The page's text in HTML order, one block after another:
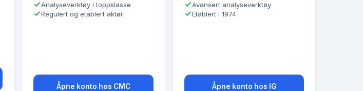
Analyseverktøy i toppklasse
Regulert og etablert aktør
Åpne konto hos CMC
Avansert analyseverktøy
Etablert i 1974
Åpne konto hos IG